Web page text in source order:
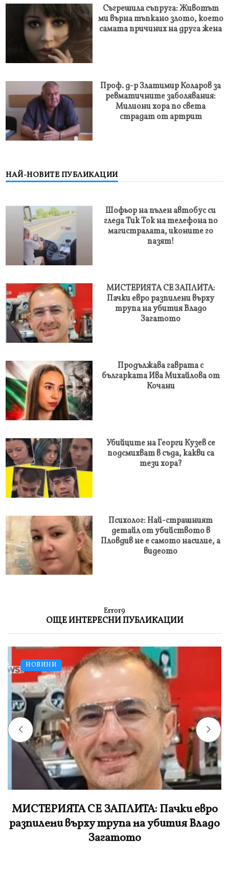
Съгрешила съпруга: Животът
ми върна тъпкано злото, което
самата причиних на друга жена
Проф. д-р Златимир Коларов за
ревматичните заболявания:
Милиони хора по света
страдат от артрит
НАЙ-НОВИТЕ ПУБЛИКАЦИИ
Шофьор на пълен автобус си
гледа Тик Ток на телефона по
магистралата, иконите го
пазят!
МИСТЕРИЯТА СЕ ЗАПЛИТА:
Пачки евро разпилени върху
трупа на убития Владо
Загатото
Продължава гаврата с
българката Ива Михайлова от
Кочани
Убийците на Георги Кузев се
подсмихват в съда, какви са
тези хора?
Психолог: Най-страшният
детайл от убийството в
Пловдив не е самото насилие, а
видеото
Error9
ОЩЕ ИНТЕРЕСНИ ПУБЛИКАЦИИ
НОВИНИ
МИСТЕРИЯТА СЕ ЗАПЛИТА: Пачки евро
разпилени върху трупа на убития Владо
Загатото